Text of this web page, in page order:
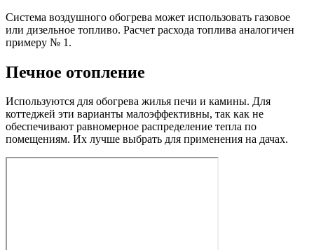
Система воздушного обогрева может использовать газовое
или дизельное топливо. Расчет расхода топлива аналогичен
примеру № 1.
Печное отопление
Используются для обогрева жилья печи и камины. Для
коттеджей эти варианты малоэффективны, так как не
обеспечивают равномерное распределение тепла по
помещениям. Их лучше выбрать для применения на дачах.